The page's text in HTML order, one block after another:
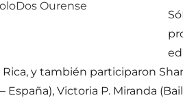
y también participaron
España), Victoria P. Miranda